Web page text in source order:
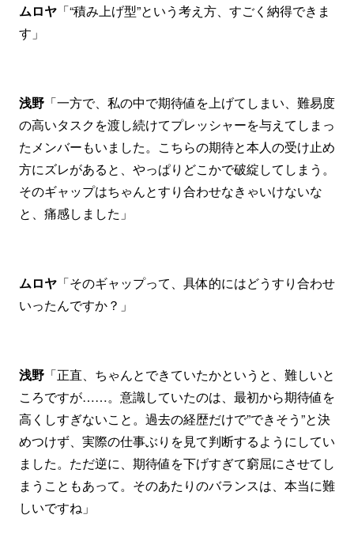
ムロヤ 「“積み上げ型”という考え方、すごく納得できま
す」
浅野 「一方で、私の中で期待値を上げてしまい、難易度
の高いタスクを渡し続けてプレッシャーを与えてしまっ
たメンバーもいました。こちらの期待と本人の受け止め
方にズレがあると、やっぱりどこかで破綻してしまう。
そのギャップはちゃんとすり合わせなきゃいけないな
と、痛感しました」
ムロヤ 「そのギャップって、具体的にはどうすり合わせ
いったんですか？」
浅野 「正直、ちゃんとできていたかというと、難しいと
ころですが……。意識していたのは、最初から期待値を
高くしすぎないこと。過去の経歴だけで”できそう”と決
めつけず、実際の仕事ぶりを見て判断するようにしてい
ました。ただ逆に、期待値を下げすぎて窮屈にさせてし
まうこともあって。そのあたりのバランスは、本当に難
しいですね」